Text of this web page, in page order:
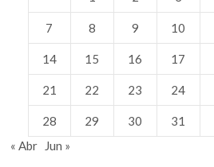
7 8 9 10
14 15 16 17
21 22 23 24
28 29 30
31
« Abr
Jun »